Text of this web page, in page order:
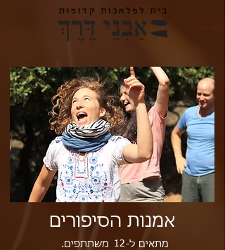
אמנות הסיפורים
מתאים ל- משתתפים.
12